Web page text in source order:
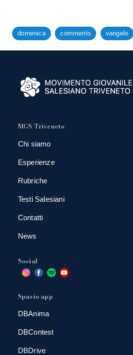
domenica commento vangelo
MGS Triveneto
Chi siamo
Esperienze
Rubriche
Testi Salesiani
Contatti
News
Social
Spazio app
DBAnima
DBContest
DBDrive